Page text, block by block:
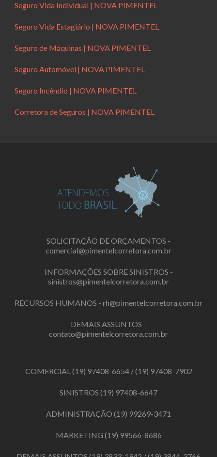
Seguro Vida Individual | NOVA PIMENTEL
Seguro Vida Estagiário | NOVA PIMENTEL
Seguro de Máquinas | NOVA PIMENTEL
Seguro Automóvel | NOVA PIMENTEL
Seguro Incêndio | NOVA PIMENTEL
Corretora de Seguros | NOVA PIMENTEL
SOLICITAÇÃO DE ORÇAMENTOS -
comercial@pimentelcorretora.com.br
INFORMAÇÕES SOBRE SINISTROS -
sinistros@pimentelcorretora.com.br
RECURSOS HUMANOS - rh@pimentelcorretora.com.br
DEMAIS ASSUNTOS -
contato@pimentelcorretora.com.br
COMERCIAL(19) 97408-6654/(19) 97408-7902
SINISTROS (19) 97408-6647
ADMINISTRAÇÃO (19) 99269-3471
MARKETING (19) 99566-8686